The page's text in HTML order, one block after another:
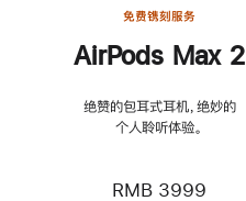
免费镌刻服务
AirPods Max 2
绝赞的包耳式耳机，绝妙的
个人聆听体验。
RMB 3999